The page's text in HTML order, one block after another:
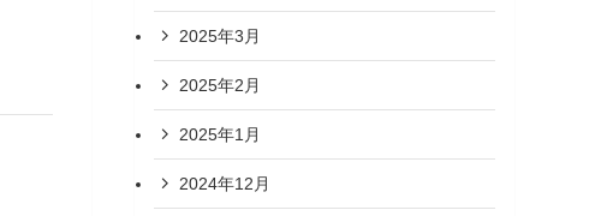
2025年3月
2025年2月
2025年1月
2024年12月